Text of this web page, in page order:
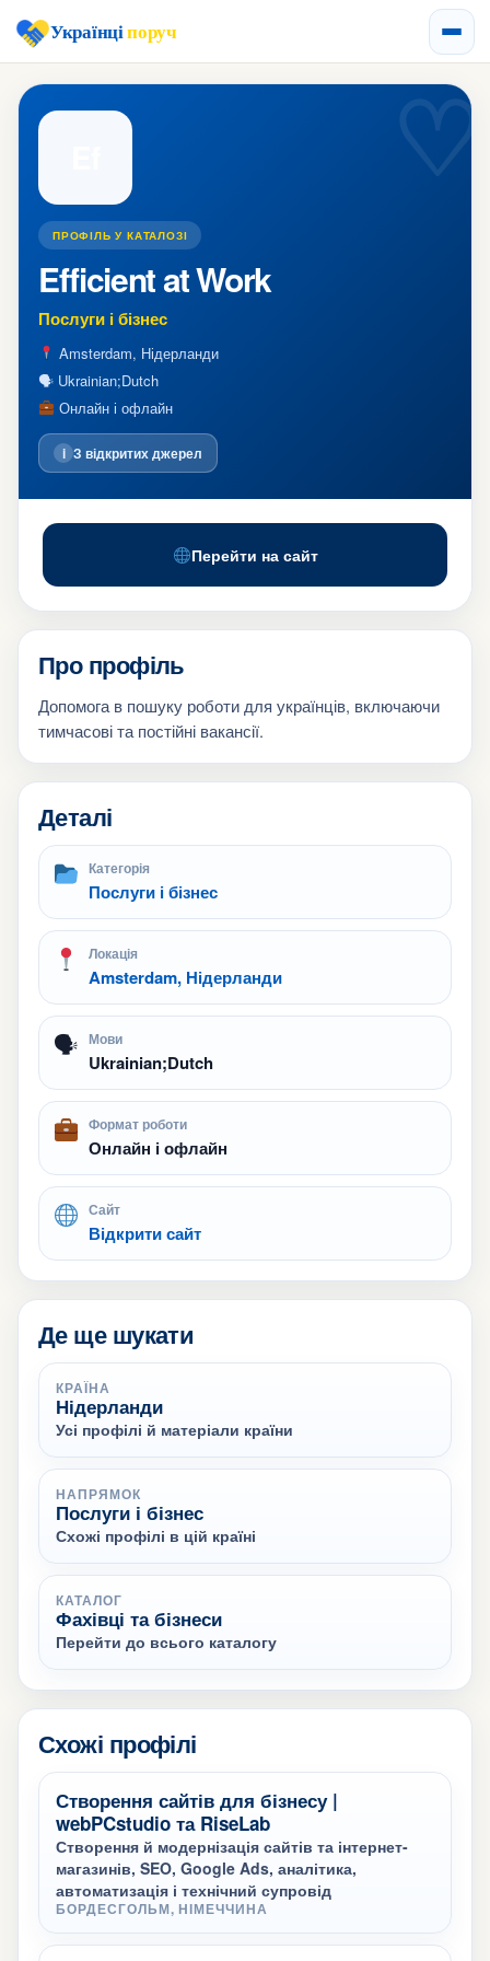
Українціпоруч
ПРОФІЛЬ У КАТАЛОЗІ
Efficient at Work
Послуги і бізнес
Amsterdam, Нідерланди
🗣 Ukrainian;Dutch
Онлайн і офлайн
i З відкритих джерел
Перейти на сайт
Про профіль
Допомога в пошуку роботи для українців, включаючи
тимчасові та постійні вакансії.
Деталі
Категорія
Послуги і бізнес
Локація
Amsterdam, Нідерланди
🗣 Мови
Ukrainian;Dutch
Формат роботи
Онлайн і офлайн
Сайт
Відкрити сайт
Де ще шукати
КРАЇНА
Нідерланди
Усі профілі й матеріали країни
НАПРЯМОК
Послуги і бізнес
Схожі профілі в цій країні
КАТАЛОГ
Фахівці та бізнеси
Перейти до всього каталогу
Схожі профілі
Створення сайтів для бізнесу |
webPCstudio та RiseLab
Створення й модернізація сайтів та інтернет-
магазинів, SEO, Google Ads, аналітика,
автоматизація і технічний супровід
БОРДЕСГОЛЬМ, НІМЕЧЧИНА